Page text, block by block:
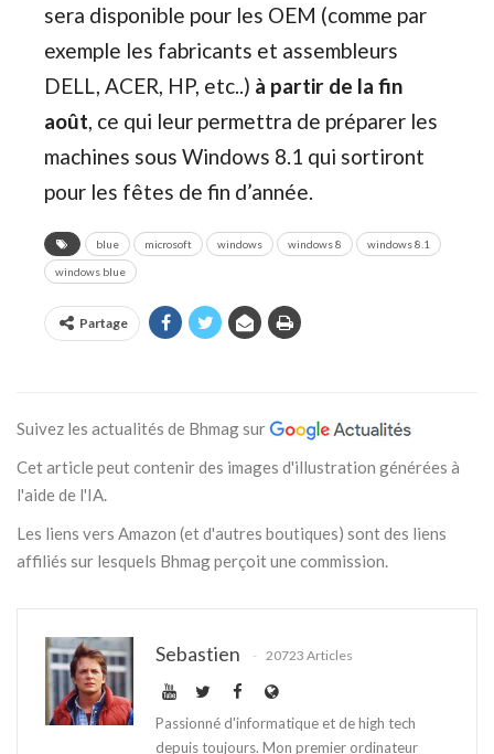
sera disponible pour les OEM (comme par
exemple les fabricants et assembleurs
DELL, ACER, HP, etc..) à partir de la fin
août, ce qui leur permettra de préparer les
machines sous Windows 8.1 qui sortiront
pour les fêtes de fin d’année.
blue microsoft windows windows 8 windows 8.1
windows blue
Partage
Suivez les actualités de Bhmag sur
Cet article peut contenir des images d'illustration générées à
l'aide de l'IA.
Les liens vers Amazon (et d'autres boutiques) sont des liens
affiliés sur lesquels Bhmag perçoit une commission.
Sebastien 20723 Articles
Passionné d'informatique et de high tech
depuis toujours. Mon premier ordinateur